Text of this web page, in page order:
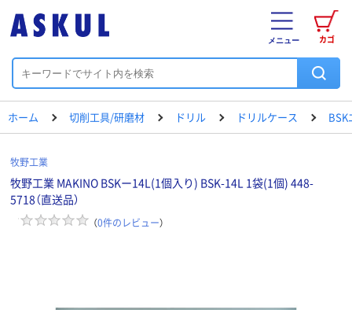
カゴ
メニュー
ホーム 切削工具/研磨材 ドリル ドリルケース BSK
牧野工業
牧野工業 MAKINO BSKー14L(1個入り) BSK-14L 1袋(1個) 448-
5718（直送品）
（0件のレビュー）